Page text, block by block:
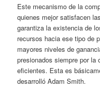
Este mecanismo de la
quienes mejor satisfacen
garantiza la existencia de
recursos hacia ese tipo de
mayores niveles de
presionados siempre por la
eficientes. Esta es
desarrolló Adam Smith.